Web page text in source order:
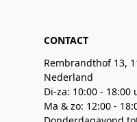
CONTACT
Rembrandthof 13,
Nederland
Di-za: 10:00 - 18:00
Ma & zo: 12:00 -